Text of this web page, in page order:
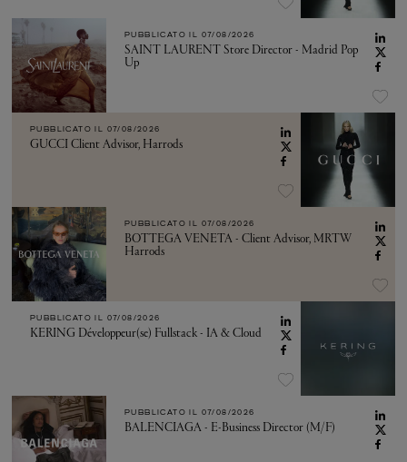
PUBBLICATO IL 07/08/2026
SAINT LAURENT Store Director - Madrid Pop
Up
PUBBLICATO IL 07/08/2026
GUCCI Client Advisor, Harrods
PUBBLICATO IL 07/08/2026
BOTTEGA VENETA - Client Advisor, MRTW
Harrods
PUBBLICATO IL 07/08/2026
KERING Développeur(se) Fullstack - IA & Cloud
PUBBLICATO IL 07/08/2026
BALENCIAGA - E-Business Director (M/F)